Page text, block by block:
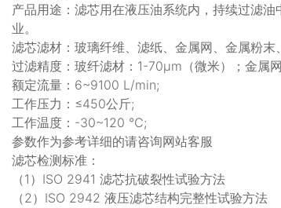
产品用途：滤芯用在液压油系统内，持续过滤
业。
滤芯滤材：玻璃纤维、滤纸、金属网、金属粉末
过滤精度：玻纤滤材：1-70μm（微米）；金属
额定流量：6~9100 L/min;
工作压力：≤450公斤;
工作温度：-30~120 ℃;
参数作为参考详细的请咨询网站客服
滤芯检测标准：
（1）ISO 2941 滤芯抗破裂性试验方法
（2）ISO 2942 液压滤芯结构完整性试验方法